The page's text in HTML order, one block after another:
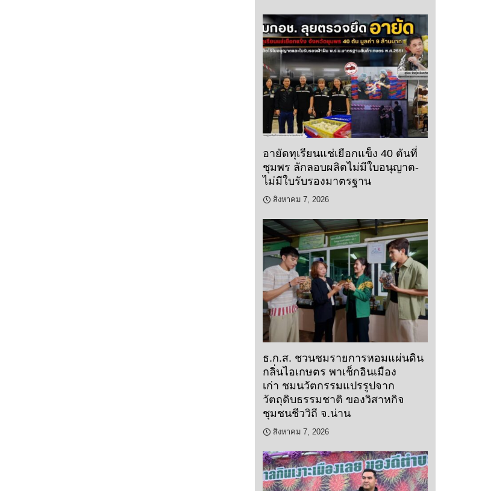
อายัดทุเรียนแช่เยือกแข็ง 40 ตันที่
ชุมพร ลักลอบผลิตไม่มีใบอนุญาต-
ไม่มีใบรับรองมาตรฐาน
สิงหาคม 7, 2026
ธ.ก.ส. ชวนชมรายการหอมแผ่นดิน
กลิ่นไอเกษตร พาเช็กอินเมือง
เก่า ชมนวัตกรรมแปรรูปจาก
วัตถุดิบธรรมชาติ ของวิสาหกิจ
ชุมชนชีววิถี จ.น่าน
สิงหาคม 7, 2026